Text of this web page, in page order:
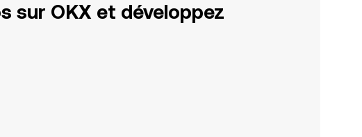
sur OKX et développez